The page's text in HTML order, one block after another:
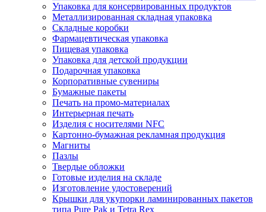
Упаковка для консервированных продуктов
Металлизированная складная упаковка
Складные коробки
Фармацевтическая упаковка
Пищевая упаковка
Упаковка для детской продукции
Подарочная упаковка
Корпоративные сувениры
Бумажные пакеты
Печать на промо-материалах
Интерьерная печать
Изделия с носителями NFC
Картонно-бумажная рекламная продукция
Магниты
Пазлы
Твердые обложки
Готовые изделия на складе
Изготовление удостоверений
Крышки для укупорки ламинированных пакетов
типа Pure Pak и Tetra Rex